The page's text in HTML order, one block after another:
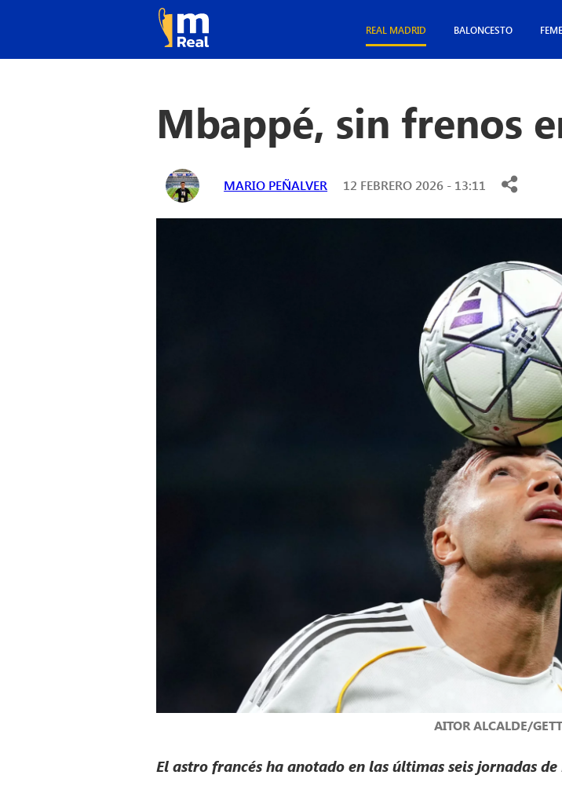
REAL MADRID BALONCESTO
Mbappé, sin frenos
MARIO PEÑALVER 12 FEBRERO 2026 - 13:11
AITOR ALCALDE/
El astro francés ha anotado en las últimas seis jornadas de